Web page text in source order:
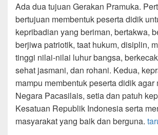
Ada dua tujuan Gerakan Pramuka.
bertujuan membentuk peserta didik
kepribadian yang beriman, bertakwa,
berjiwa patriotik, taat hukum, disiplin,
tinggi nilai-nilai luhur bangsa,
sehat jasmani, dan rohani. Kedua,
mampu membentuk peserta didik
Negara Pacasilais, setia dan patuh
Kesatuan Republik Indonesia serta
masyarakat yang baik dan berguna.